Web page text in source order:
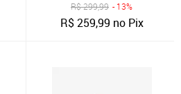
R$299,99 - 13%
R$259,99 no Pix